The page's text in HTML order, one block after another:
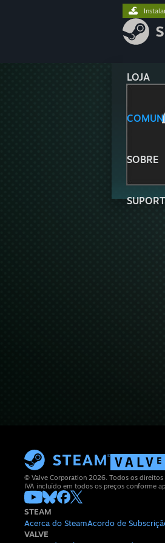
LOJA
SOBRE
© Valve Corporation 2026. Todos os direitos
IVA incluído em todos os preços conforme
STEAM
Acerca do SteamAcordo de
VALVE